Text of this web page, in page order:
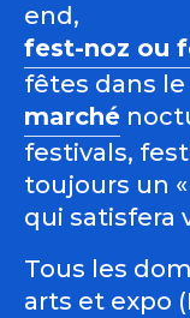
end,
fest-noz ou
fêtes dans
marché
festivals,
toujours un
qui satisfera
Tous les
arts et expo